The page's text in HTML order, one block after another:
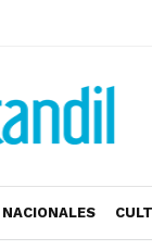
NACIONALES